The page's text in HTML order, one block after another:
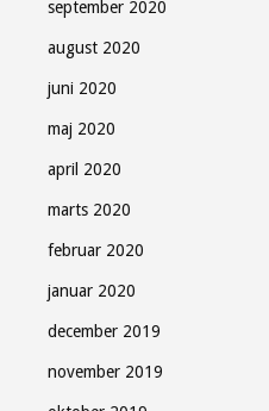
september 2020
august 2020
juni 2020
maj 2020
april 2020
marts 2020
februar 2020
januar 2020
december 2019
november 2019